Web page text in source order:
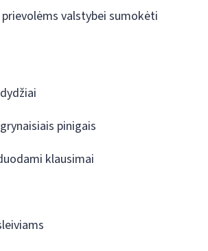
prievolėms valstybei sumokėti
pinigais
klausimai